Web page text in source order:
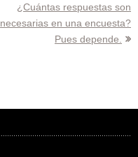
¿Cuántas respuestas son
necesarias en una encuesta?
Pues depende.